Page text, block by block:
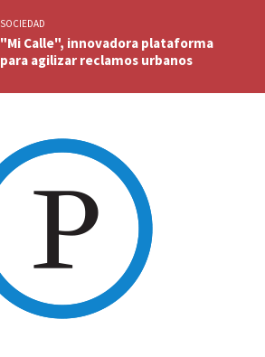
SOCIEDAD
"Mi Calle", innovadora plataforma
para agilizar reclamos urbanos